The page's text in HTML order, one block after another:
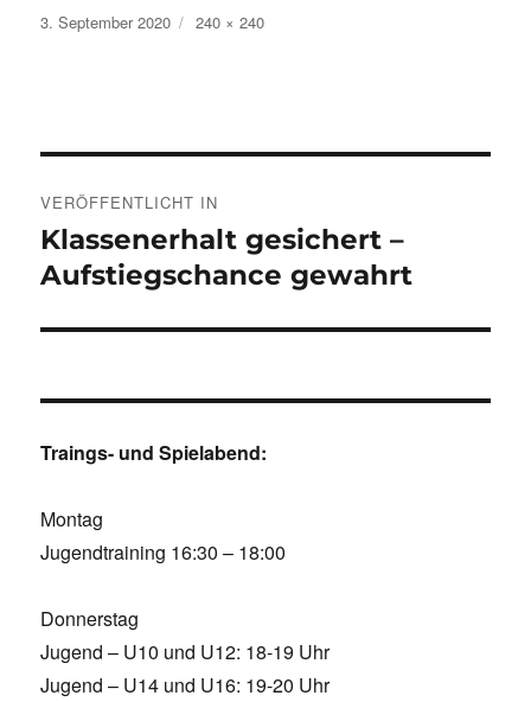
Veröffentlicht
am
3. September 2020 Volle
Größe
240 × 240
VERÖFFENTLICHT IN
Klassenerhalt gesichert –
Aufstiegschance gewahrt
Traings- und Spielabend:
Montag
Jugendtraining 16:30 – 18:00
Donnerstag
Jugend – U10 und U12: 18-19 Uhr
Jugend – U14 und U16: 19-20 Uhr